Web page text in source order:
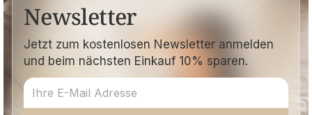
Newsletter
Jetzt zum kostenlosen Newsletter anmelden
und beim nächsten Einkauf 10% sparen.